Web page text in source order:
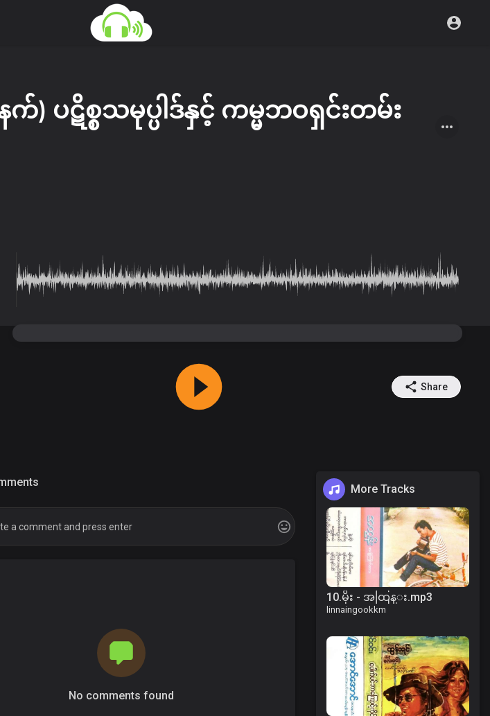
က်) ပဋိစ္စသမုပ္ပါဒ်နှင့် ကမ္မဘဝရှင်းတမ်း
Share
No comments found
More Tracks
10.မိုး - အထြန္း.mp3
linnaingookkm